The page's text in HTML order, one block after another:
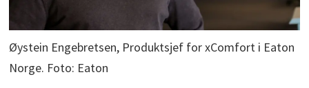
Øystein Engebretsen, Produktsjef for xComfort i Eaton
Norge. Foto: Eaton